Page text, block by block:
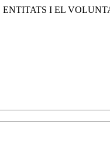
ENTITATS I EL